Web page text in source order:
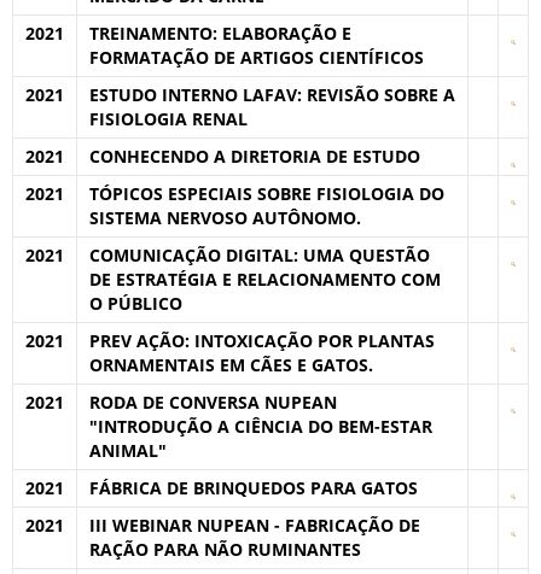
2021
TREINAMENTO: ELABORAÇÃO E
FORMATAÇÃO DE ARTIGOS CIENTÍFICOS
2021
ESTUDO INTERNO LAFAV: REVISÃO SOBRE A
FISIOLOGIA RENAL
2021
CONHECENDO A DIRETORIA DE ESTUDO
2021
TÓPICOS ESPECIAIS SOBRE FISIOLOGIA DO
SISTEMA NERVOSO AUTÔNOMO.
2021
COMUNICAÇÃO DIGITAL: UMA QUESTÃO
DE ESTRATÉGIA E RELACIONAMENTO COM
O PÚBLICO
2021
PREV AÇÃO: INTOXICAÇÃO POR PLANTAS
ORNAMENTAIS EM CÃES E GATOS.
2021
RODA DE CONVERSA NUPEAN
"INTRODUÇÃO A CIÊNCIA DO BEM-ESTAR
ANIMAL"
2021
FÁBRICA DE BRINQUEDOS PARA GATOS
2021
III WEBINAR NUPEAN - FABRICAÇÃO DE
RAÇÃO PARA NÃO RUMINANTES